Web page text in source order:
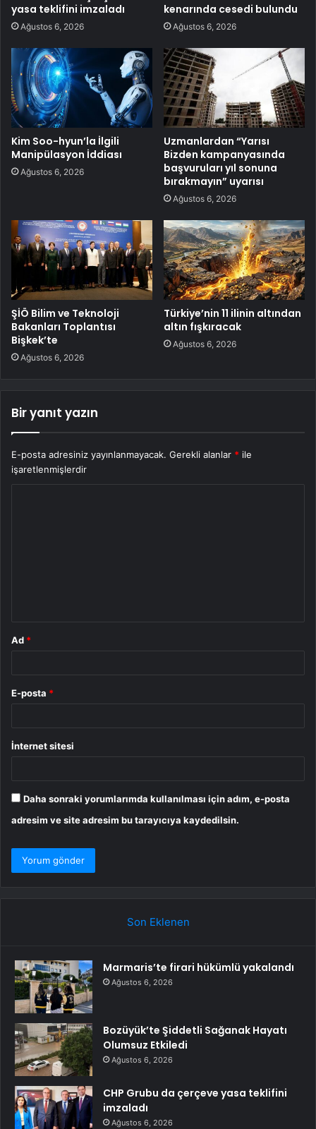
yasa teklifini imzaladı
Ağustos 6, 2026
kenarında cesedi bulundu
Ağustos 6, 2026
Kim Soo-hyun’la İlgili
Manipülasyon İddiası
Ağustos 6, 2026
Uzmanlardan “Yarısı
Bizden kampanyasında
başvuruları yıl sonuna
bırakmayın” uyarısı
Ağustos 6, 2026
ŞİÖ Bilim ve Teknoloji
Bakanları Toplantısı
Bişkek’te
Ağustos 6, 2026
Türkiye’nin 11 ilinin altından
altın fışkıracak
Ağustos 6, 2026
Bir yanıt yazın
E-posta adresiniz yayınlanmayacak. Gerekli alanlar * ile
işaretlenmişlerdir
Ad *
E-posta *
İnternet sitesi
Daha sonraki yorumlarımda kullanılması için adım, e-posta
adresim ve site adresim bu tarayıcıya kaydedilsin.
Son Eklenen
Marmaris’te firari hükümlü yakalandı
Ağustos 6, 2026
Bozüyük’te Şiddetli Sağanak Hayatı
Olumsuz Etkiledi
Ağustos 6, 2026
CHP Grubu da çerçeve yasa teklifini
imzaladı
Ağustos 6, 2026